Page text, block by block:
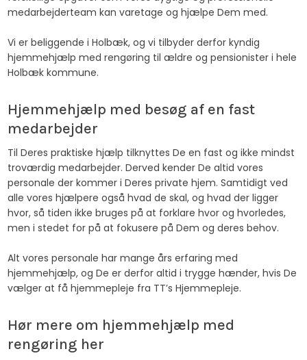
medarbejderteam kan varetage og hjælpe Dem med.
Vi er beliggende i Holbæk, og vi tilbyder derfor kyndig
hjemmehjælp med rengøring til ældre og pensionister i hele
Holbæk kommune.
Hjemmehjælp med besøg af en fast
medarbejder
Til Deres praktiske hjælp tilknyttes De en fast og ikke mindst
troværdig medarbejder. Derved kender De altid vores
personale der kommer i Deres private hjem. Samtidigt ved
alle vores hjælpere også hvad de skal, og hvad der ligger
hvor, så tiden ikke bruges på at forklare hvor og hvorledes,
men i stedet for på at fokusere på Dem og deres behov.
Alt vores personale har mange års erfaring med
hjemmehjælp, og De er derfor altid i trygge hænder, hvis De
vælger at få hjemmepleje fra TT’s Hjemmepleje.
Hør mere om hjemmehjælp med
rengøring her